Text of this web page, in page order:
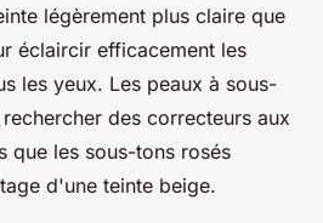
légèrement plus claire que
éclaircir efficacement les
les yeux. Les peaux à sous-
des correcteurs aux
que les sous-tons rosés
d'une teinte beige.